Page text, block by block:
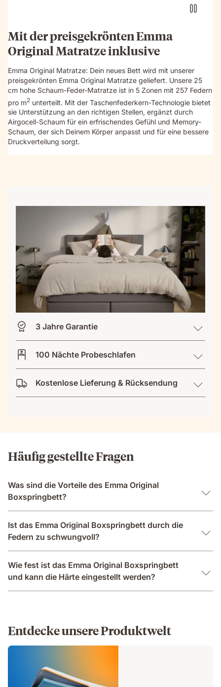
Mit der preisgekrönten Emma
Original Matratze inklusive
Emma Original Matratze: Dein neues Bett wird mit unserer
preisgekrönten Emma Original Matratze geliefert. Unsere 25
cm hohe Schaum-Feder-Matratze ist in 5 Zonen mit 257 Federn
pro m2 unterteilt. Mit der Taschenfederkern-Technologie bietet
sie Unterstützung an den richtigen Stellen, ergänzt durch
Airgocell-Schaum für ein erfrischendes Gefühl und Memory-
Schaum, der sich Deinem Körper anpasst und für eine bessere
Druckverteilung sorgt.
3 Jahre Garantie
100 Nächte Probeschlafen
Kostenlose Lieferung & Rücksendung
Häufig gestellte Fragen
Was sind die Vorteile des Emma Original
Boxspringbett?
Ist das Emma Original Boxspringbett durch die
Federn zu schwungvoll?
Wie fest ist das Emma Original Boxspringbett
und kann die Härte eingestellt werden?
Entdecke unsere Produktwelt